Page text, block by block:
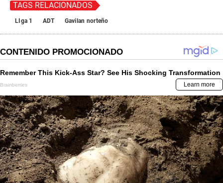
TAGS RELACIONADOS
LIga 1 ADT Gavilan norteño